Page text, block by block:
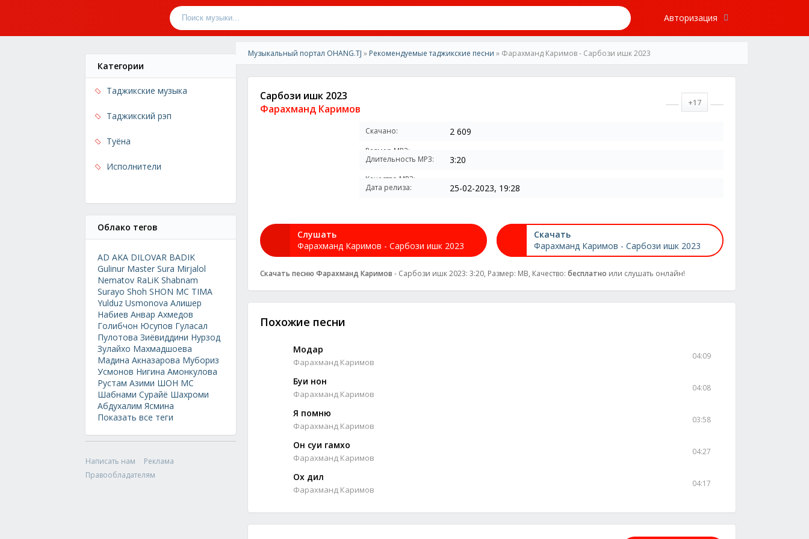
Авторизация
Категории
Таджикские музыка
Таджикский рэп
Туёна
Исполнители
Облако тегов
AD AKA DILOVAR BADIK
Gulinur Master Sura Mirjalol
Nematov RaLiK Shabnam
Surayo Shoh SHON MC TIMA
Yulduz Usmonova Алишер
Набиев Анвар Ахмедов
Голибчон Юсупов Гуласал
Пулотова Зиёвиддини Нурзод
Зулайхо Махмадшоева
Мадина Акназарова Мубориз
Усмонов Нигина Амонкулова
Рустам Азими ШОН МС
Шабнами Сурайё Шахроми
Абдухалим Ясмина
Показать все теги
Написать нам
Реклама
Правообладателям
Музыкальный портал OHANG.TJ » Рекомендуемые таджикские песни » Фарахманд Каримов - Сарбози ишк 2023
Сарбози ишк 2023
Фарахманд Каримов
+17
Скачано: 2 609
Размер MP3:
Длительность MP3:
3:20
Качество MP3:
Дата релиза:
25-02-2023, 19:28
Слушать
Фарахманд Каримов - Сарбози ишк 2023
Скачать
Фарахманд Каримов - Сарбози ишк 2023
Скачать песню Фарахманд Каримов - Сарбози ишк 2023: 3:20, Размер: MB, Качество: бесплатно или слушать онлайн!
Похожие песни
Модар
Фарахманд Каримов
04:09
Буи нон
Фарахманд Каримов
04:08
Я помню
Фарахманд Каримов
03:58
Он суи гамхо
Фарахманд Каримов
04:27
Ох дил
Фарахманд Каримов
04:17